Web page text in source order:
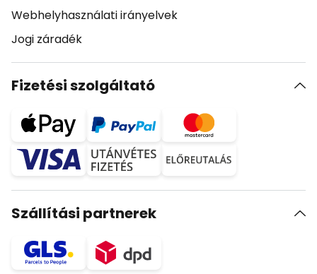
Webhelyhasználati irányelvek
Jogi záradék
Fizetési szolgáltató
Szállítási partnerek